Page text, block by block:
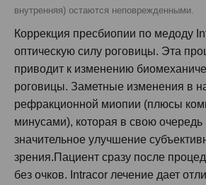
внутренняя) остаются неповрежденными.
Коррекция пресбиопии по медоду
оптическую силу роговицы. Эта
приводит к изменению
роговицы. Заметные изменения в
рефракционной миопии (плюсы
минусами), которая в свою очередь
значительное улучшение
зрения.Пациент сразу после
без очков. Intracor лечение дает